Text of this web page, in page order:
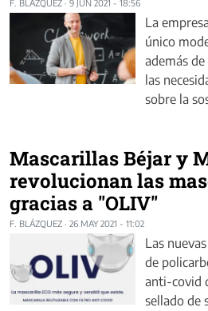
F. BLÁZQUEZ · 9 JUN 2021 - 18:56
La
único
además
las
sobre la
Mascarillas Béjar y
revolucionan las
gracias a "OLIV"
F. BLÁZQUEZ · 26 MAY 2021 - 11:02
Las
de
anti-covid
sellado de